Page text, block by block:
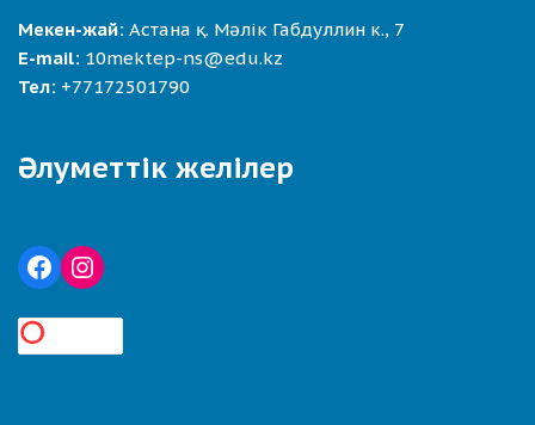
Мекен-жай: Астана қ. Мәлік Габдуллин к., 7
E-mail: 10mektep-ns@edu.kz
Тел: +77172501790
Әлуметтік желілер